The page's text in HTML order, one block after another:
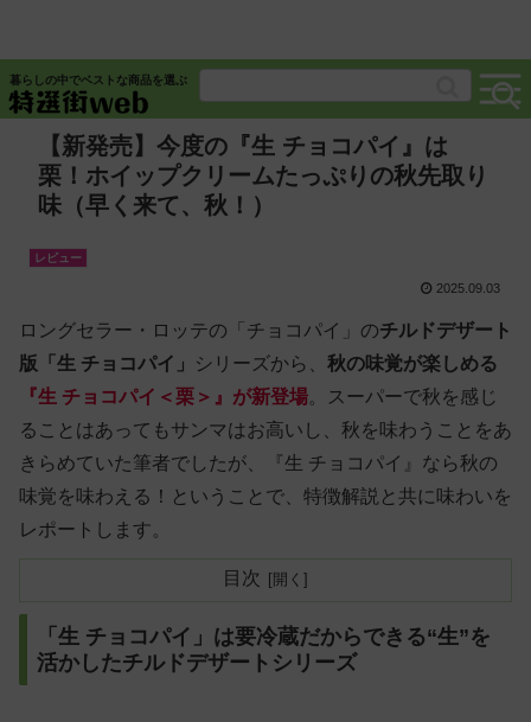
暮らしの中でベストな商品を選ぶ
【新発売】今度の『生 チョコパイ』は
栗！ホイップクリームたっぷりの秋先取り
味（早く来て、秋！）
レビュー
2025.09.03
ロングセラー・ロッテの「チョコパイ」のチルドデザート
版「生 チョコパイ」
シリーズから、 秋の味覚が楽しめる
『生 チョコパイ＜栗＞』が新登場。スーパーで秋を感じ
ることはあってもサンマはお高いし、秋を味わうことをあ
きらめていた筆者でしたが、『生 チョコパイ』なら秋の
味覚を味わえる！ということで、特徴解説と共に味わいを
レポートします。
目次
「生 チョコパイ」は要冷蔵だからできる“生”を
活かしたチルドデザートシリーズ